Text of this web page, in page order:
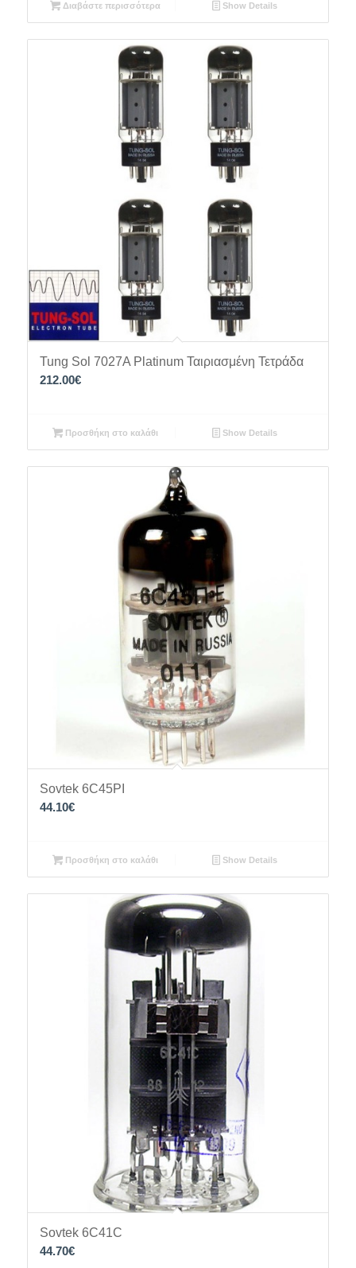
Διαβάστε περισσότερα Show Details
Tung Sol 7027A Platinum Ταιριασμένη Τετράδα
212.00€
Προσθήκη στο καλάθι Show Details
Sovtek 6C45PI
44.10€
Προσθήκη στο καλάθι Show Details
Sovtek 6C41C
44.70€